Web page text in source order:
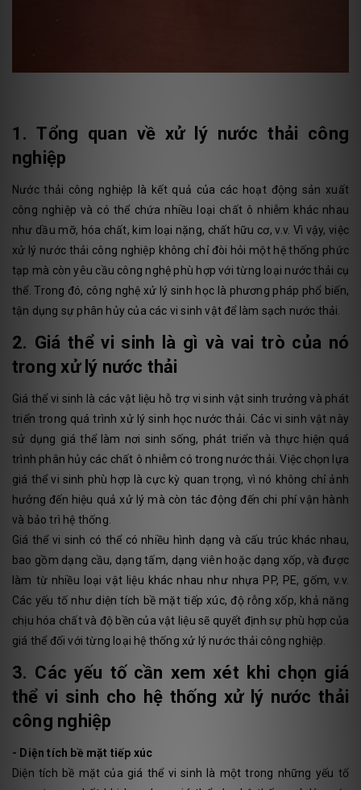
1. Tổng quan về xử lý nước thải công
nghiệp
Nước thải công nghiệp là kết quả của các hoạt động sản xuất
công nghiệp và có thể chứa nhiều loại chất ô nhiễm khác nhau
như dầu mỡ, hóa chất, kim loại nặng, chất hữu cơ, v.v. Vì vậy, việc
xử lý nước thải công nghiệp không chỉ đòi hỏi một hệ thống phức
tạp mà còn yêu cầu công nghệ phù hợp với từng loại nước thải cụ
thể. Trong đó, công nghệ xử lý sinh học là phương pháp phổ biến,
tận dụng sự phân hủy của các vi sinh vật để làm sạch nước thải.
2. Giá thể vi sinh là gì và vai trò của nó
trong xử lý nước thải
Giá thể vi sinh là các vật liệu hỗ trợ vi sinh vật sinh trưởng và phát
triển trong quá trình xử lý sinh học nước thải. Các vi sinh vật này
sử dụng giá thể làm nơi sinh sống, phát triển và thực hiện quá
trình phân hủy các chất ô nhiễm có trong nước thải. Việc chọn lựa
giá thể vi sinh phù hợp là cực kỳ quan trọng, vì nó không chỉ ảnh
hưởng đến hiệu quả xử lý mà còn tác động đến chi phí vận hành
và bảo trì hệ thống.
Giá thể vi sinh có thể có nhiều hình dạng và cấu trúc khác nhau,
bao gồm dạng cầu, dạng tấm, dạng viên hoặc dạng xốp, và được
làm từ nhiều loại vật liệu khác nhau như nhựa PP, PE, gốm, v.v.
Các yếu tố như diện tích bề mặt tiếp xúc, độ rỗng xốp, khả năng
chịu hóa chất và độ bền của vật liệu sẽ quyết định sự phù hợp của
giá thể đối với từng loại hệ thống xử lý nước thải công nghiệp.
3. Các yếu tố cần xem xét khi chọn giá
thể vi sinh cho hệ thống xử lý nước thải
công nghiệp
- Diện tích bề mặt tiếp xúc
Diện tích bề mặt của giá thể vi sinh là một trong những yếu tố